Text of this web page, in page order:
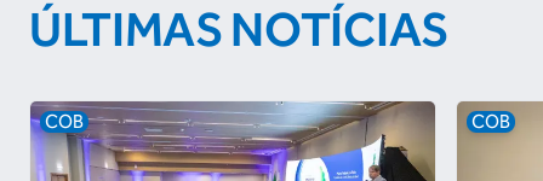
ÚLTIMAS NOTÍCIAS
COB COB